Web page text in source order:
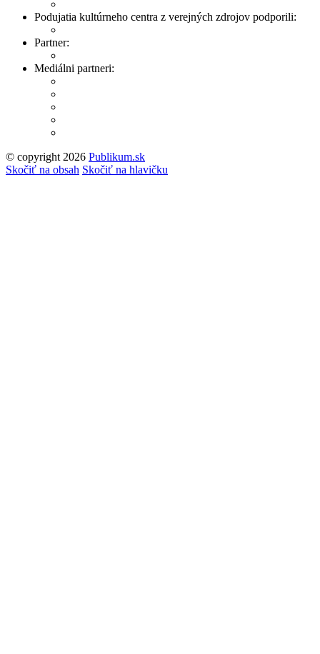
Podujatia kultúrneho centra z verejných zdrojov podporili:
Partner:
Mediálni partneri:
© copyright 2026 Publikum.sk
Tvorba stránok: Enjoy
Skočiť na obsah Skočiť na hlavičku